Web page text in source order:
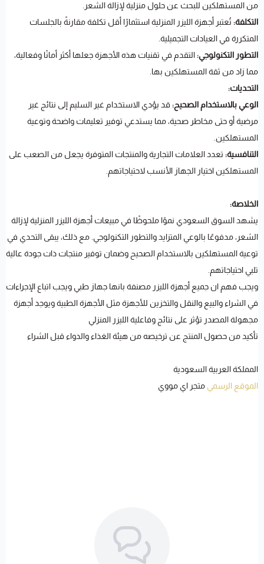
من المستهلكين للبحث عن حلول منزلية لإزالة الشعر.
التكلفة: تُعتبر أجهزة الليزر المنزلية استثمارًا أقل تكلفة مقارنةً بالجلسات
المتكررة في العيادات التجميلية.
التطور التكنولوجي:التقدم في تقنيات هذه الأجهزة جعلها أكثر أمانًا وفعالية،
مما زاد من ثقة المستهلكين بها.
التحديات:
الوعي بالاستخدام الصحيح: قد يؤدي الاستخدام غير السليم إلى نتائج غير
مرضية أو حتى مخاطر صحية، مما يستدعي توفير تعليمات واضحة وتوعية
المستهلكين.
التنافسية: تعدد العلامات التجارية والمنتجات المتوفرة يجعل من الصعب على
المستهلكين اختيار الجهاز الأنسب لاحتياجاتهم.
الخلاصة:
يشهد السوق السعودي نموًا ملحوظًا في مبيعات أجهزة الليزر المنزلية لإزالة
الشعر، مدفوعًا بالوعي المتزايد والتطور التكنولوجي. مع ذلك، يبقى التحدي في
توعية المستهلكين بالاستخدام الصحيح وضمان توفير منتجات ذات جودة عالية
تلبي احتياجاتهم.
ويجب فهم ان جميع أجهزة الليزر مصنفة بانها جهاز طبي ويجب اتباع الإجراءات
في الشراء والبيع والنقل والتخزين للأجهزة مثل الأجهزة الطبية ويوجد أجهزة
مجهولة المصدر تؤثر على نتائج وفاعلية الليزر المنزلي
تأكيد من حصول المنتج عن ترخيصه من هيئة الغذاء والدواء قبل الشراء
المملكة العربية السعودية
الموقع الرسمي متجر اي مووي